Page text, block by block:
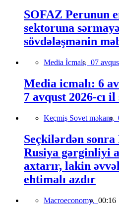
SOFAZ Perunun
sektoruna
sövdələşmənin
Media İcmalı, 07
Media icmalı: 6
7 avqust 2026-cı
Keçmiş Sovet məkanı,
Seçkilərdən
Rusiya gərginliyi
axtarır, lakin
ehtimalı azdır
Macroeconomy, 00:16